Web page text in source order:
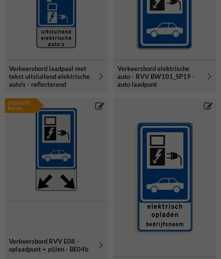
Verkeersbord laadpaal met
tekst uitsluitend elektrische
auto's - reflecterend
Verkeersbord elektrische
auto - RVV BW101_SP19 -
auto laadpunt
populaire
keuze
Verkeersbord RVV E08 -
oplaadpunt + pijlen - BE04b